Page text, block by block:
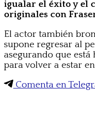
igualar el éxito y el
originales con
El actor también
supone regresar al
asegurando que
para volver a estar
Comenta en